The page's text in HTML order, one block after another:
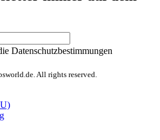
Datenschutzbestimmungen
All rights reserved.